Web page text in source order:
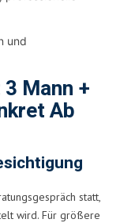
und
Mann +
Ab
statt,
wird. Für größere